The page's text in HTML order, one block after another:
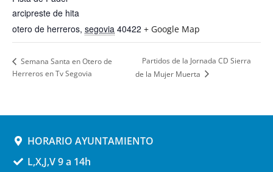
arcipreste de hita
otero de herreros, segovia 40422 + Google Map
Semana Santa en Otero de
Herreros en Tv Segovia
Partidos de la Jornada CD Sierra
de la Mujer Muerta
HORARIO AYUNTAMIENTO
L,X,J,V 9 a 14h